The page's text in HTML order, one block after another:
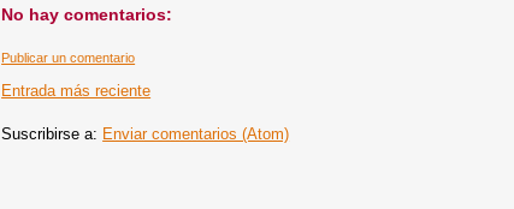
No hay comentarios:
Publicar un comentario
Entrada más reciente
Suscribirse a: Enviar comentarios (Atom)